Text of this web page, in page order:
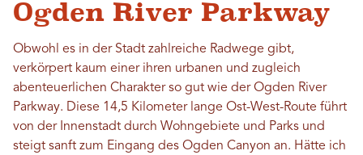
Ogden River Parkway
Obwohl es in der Stadt zahlreiche Radwege gibt,
verkörpert kaum einer ihren urbanen und zugleich
abenteuerlichen Charakter so gut wie der Ogden River
Parkway. Diese 14,5 Kilometer lange Ost-West-Route führt
von der Innenstadt durch Wohngebiete und Parks und
steigt sanft zum Eingang des Ogden Canyon an. Hätte ich